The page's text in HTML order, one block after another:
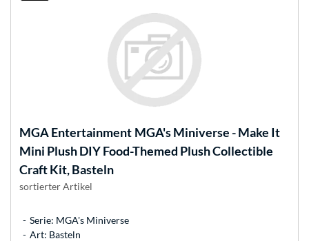
MGA Entertainment MGA's Miniverse - Make It
Mini Plush DIY Food-Themed Plush Collectible
Craft Kit, Basteln
sortierter Artikel
Serie: MGA's Miniverse
Art: Basteln